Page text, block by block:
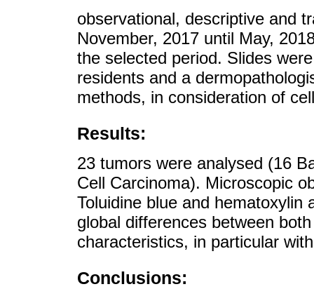
observational, descriptive and
November, 2017 until May,
the selected period. Slides
residents and a
methods, in consideration of
Results:
23 tumors were analysed (16
Cell Carcinoma). Microscopic
Toluidine blue and hematoxylin
global differences between
characteristics, in particular
Conclusions: